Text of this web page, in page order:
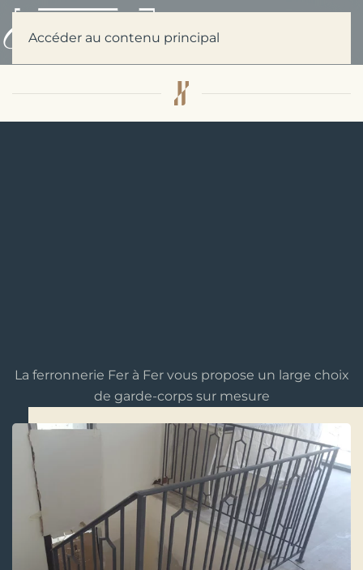
Accéder au contenu principal
La ferronnerie Fer à Fer vous propose un large choix
de garde-corps sur mesure